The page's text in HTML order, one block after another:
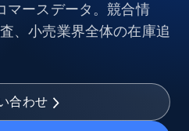
マースデータ。競合情
、小売業界全体の在庫追
合わせ